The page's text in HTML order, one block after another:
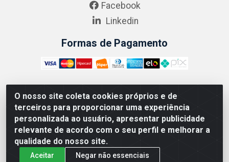
O nosso site coleta cookies próprios e de
terceiros para proporcionar uma experiência
personalizada ao usuário, apresentar publicidade
relevante de acordo com o seu perfil e melhorar a
qualidade do nosso site.
Aceitar Negar não essenciais
Facebook
Linkedin
Formas de Pagamento
ABRASEG COMÉRCIO ATACADISTA LTDA - CNPJ:
10.894.768/0001-00 - Avenida Lobo Júnior, 1045 -
Penha Circular - Rio de Janeiro - RJ - CEP 21020-124